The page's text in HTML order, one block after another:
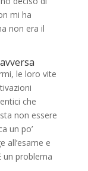
mi ha
non era il
le loro vite
che
non essere
un po’
all’esame e
un problema